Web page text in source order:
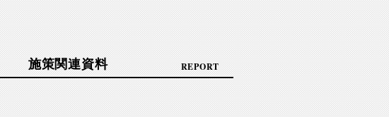
施策関連資料 REPORT